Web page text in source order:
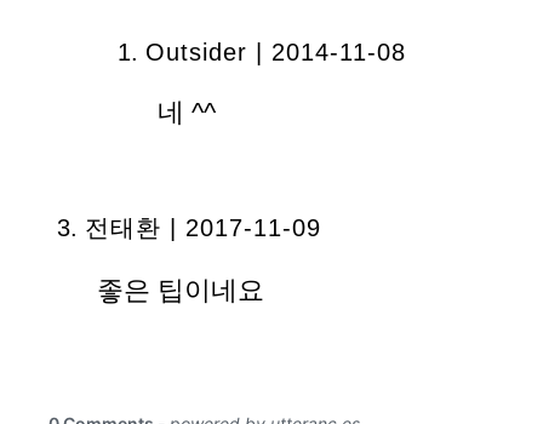
Outsider | 2014-11-08
네 ^^
전태환 | 2017-11-09
좋은 팁이네요